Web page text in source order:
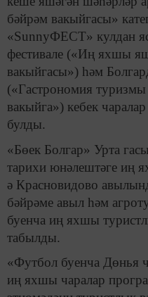
бәйрәм вакыйгасы»
«SunnyФЕСТ» кулдан
фестивале («Иң яхшы
вакыйгасы») һәм
(«Гастрономия
вакыйга») кебек
булды.
«Бөек Болгар» Урта
тарихи юнәлештәге иң
ә Красновидово
бәйрәме авыл һәм
буенча иң яхшы
табылды.
«Футбол буенча Дөнья
иң яхшы чаралар